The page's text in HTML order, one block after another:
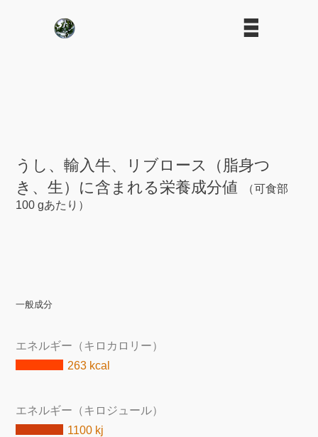
うし、輸入牛、リブロース（脂身つ
き、生）に含まれる栄養成分値
（可食部
100 gあたり）
一般成分
エネルギー（キロカロリー）
263 kcal
エネルギー（キロジュール）
1100 kj